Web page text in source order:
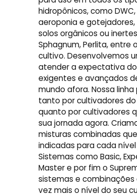
hidropônicos, como DWC,
aeroponia e
solos orgânicos ou
Sphagnum, Perlita, entre
cultivo. Desenvolvemos
atender a expectativa
exigentes e avançados
mundo afora. Nossa
tanto por cultivadores
quanto por cultivadores
sua jornada agora.
misturas combinadas
indicadas para cada
Sistemas como Basic,
Master e por fim o
sistemas e
vez mais o nível do seu